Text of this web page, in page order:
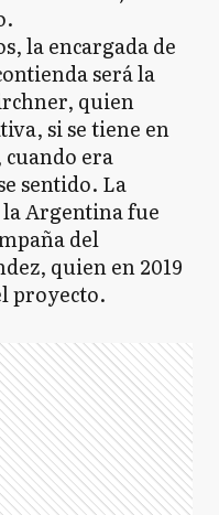
la encargada de
será la
quien
si se tiene en
cuando era
sentido. La
Argentina fue
del
quien en 2019
proyecto.